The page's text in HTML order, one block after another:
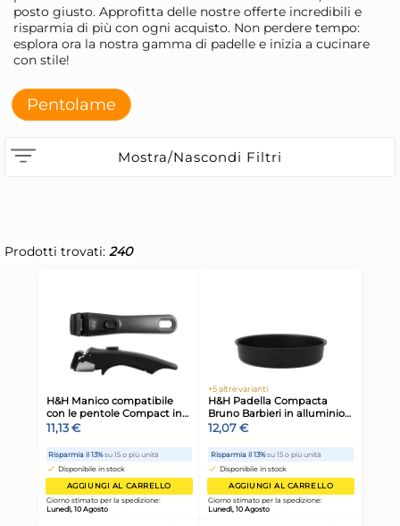
posto giusto. Approfitta delle nostre offerte incredibili e
risparmia di più con ogni acquisto. Non perdere tempo:
esplora ora la nostra gamma di padelle e inizia a cucinare
con stile!
Pentolame
Mostra/Nascondi Filtri
Prodotti trovati: 240